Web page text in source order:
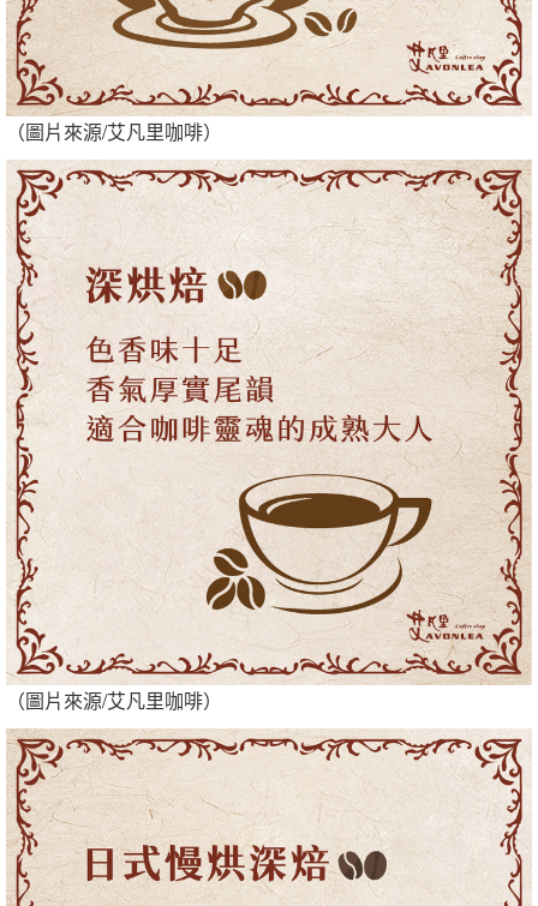
（圖片來源/艾凡里咖啡）
（圖片來源/艾凡里咖啡）